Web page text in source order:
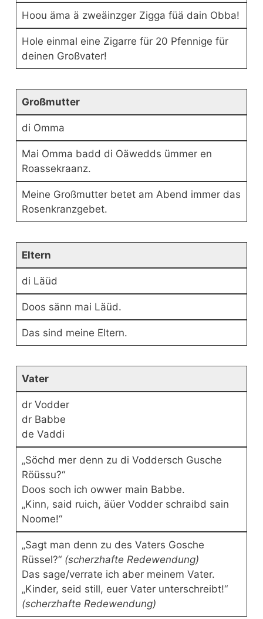
Hoou äma ä zweäinzger Zigga füä dain Obba!
Hole einmal eine Zigarre für 20 Pfennige für
deinen Großvater!
Großmutter
di Omma
Mai Omma badd di Oäwedds ümmer en
Roassekraanz.
Meine Großmutter betet am Abend immer das
Rosenkranzgebet.
Eltern
di Läüd
Doos sänn mai Läüd.
Das sind meine Eltern.
Vater
dr Vodder
dr Babbe
de Vaddi
„Söchd mer denn zu di Voddersch Gusche
Röüssu?“
Doos soch ich owwer main Babbe.
„Kinn, said ruich, äüer Vodder schraibd sain
Noome!“
„Sagt man denn zu des Vaters Gosche
Rüssel?“ (scherzhafte Redewendung)
Das sage/verrate ich aber meinem Vater.
„Kinder, seid still, euer Vater unterschreibt!“
(scherzhafte Redewendung)